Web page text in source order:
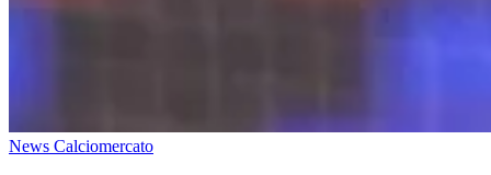
News Calciomercato